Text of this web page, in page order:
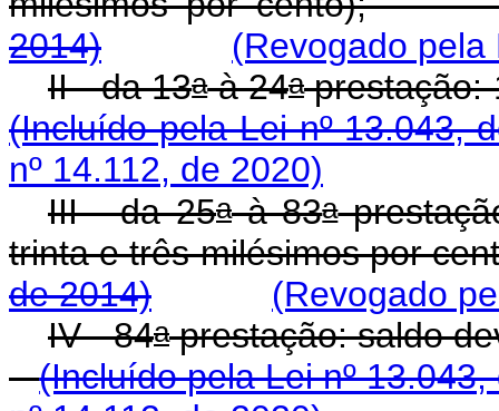
2014)
(Revogado pela
II - da 13aà 24a
(Incluído pela Lei nº 13.043,
nº 14.112, de 2020)
III - da 25aà 83a
trinta e três milésimos por
de 2014)
(Revogado
IV - 84aprestação:
(Incluído pela Lei nº